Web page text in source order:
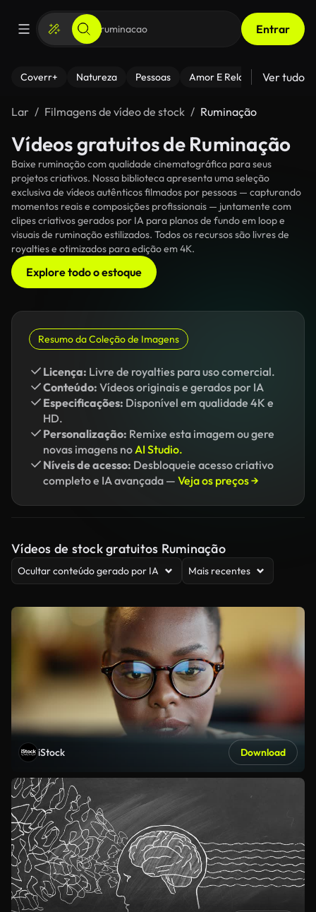
Entrar
Coverr+ Natureza Pessoas Amor E Relacionamentos
Ver tudo
Lar Filmagens de vídeo de stock Ruminação
Vídeos gratuitos de Ruminação
Baixe ruminação com qualidade cinematográfica para seus
projetos criativos. Nossa biblioteca apresenta uma seleção
exclusiva de vídeos autênticos filmados por pessoas — capturando
momentos reais e composições profissionais — juntamente com
clipes criativos gerados por IA para planos de fundo em loop e
visuais de ruminação estilizados. Todos os recursos são livres de
royalties e otimizados para edição em 4K.
Explore todo o estoque
Resumo da Coleção de Imagens
Licença: Livre de royalties para uso comercial.
Conteúdo: Vídeos originais e gerados por IA
Especificações: Disponível em qualidade 4K e
HD.
Personalização: Remixe esta imagem ou gere
novas imagens noAI Studio.
Níveis de acesso: Desbloqueie acesso criativo
completo e IA avançada — Veja os preços →
Vídeos de stock gratuitos Ruminação
Ocultar conteúdo gerado por IA Mais recentes
iStock Download